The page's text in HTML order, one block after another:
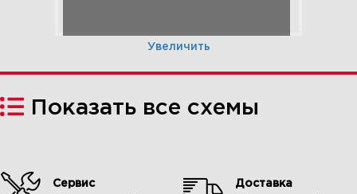
Увеличить
Показать все схемы
Сервис
Доставка